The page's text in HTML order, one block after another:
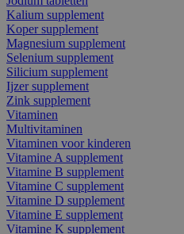
Kalium supplement
Koper supplement
Magnesium supplement
Selenium supplement
Silicium supplement
Ijzer supplement
Zink supplement
Vitaminen
Multivitaminen
Vitaminen voor kinderen
Vitamine A supplement
Vitamine B supplement
Vitamine C supplement
Vitamine D supplement
Vitamine E supplement
Vitamine K supplement